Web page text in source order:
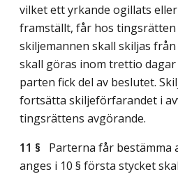
vilket ett yrkande ogillats
framställt, får hos
skiljemannen skall skiljas
skall göras inom trettio dagar
parten fick del av beslutet.
fortsätta skiljeförfarandet i
tingsrättens avgörande.
11 § Parterna får bestämma
anges i 10 § första stycket